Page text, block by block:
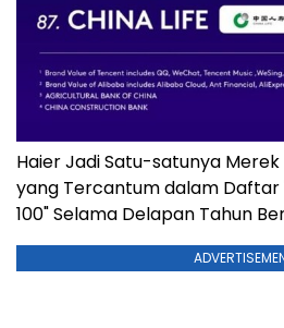
Haier Jadi Satu-satunya Merek
yang Tercantum dalam Daftar
100" Selama Delapan Tahun